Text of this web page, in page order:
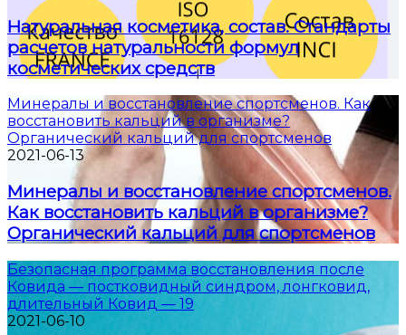
Натуральная косметика, состав. Стандарты
расчетов натуральности формул
косметических средств
Минералы и восстановление спортсменов. Как
восстановить кальций в организме?
Органический кальций для спортсменов
2021-06-13
Минералы и восстановление спортсменов.
Как восстановить кальций в организме?
Органический кальций для спортсменов
Безопасная программа восстановления после
Ковида — постковидный синдром, лонгковид,
длительный Ковид — 19
2021-06-10